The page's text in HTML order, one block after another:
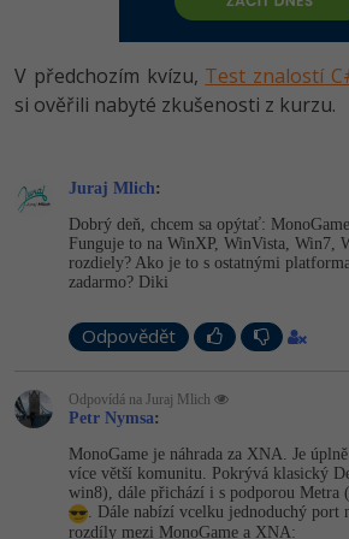
HTML5, CSS3, Bootstrap,
SQL a databáze
UML a návrhové vzory
React
Spring
Best practices
PHP
JavaScript
HTML / CSS
UML a návrhové vzory
MySQL/MariaDB
MS-SQL
SQLite
Vývojář mobilních aplikací
Specialista na AI a bigdata
Webdesigner
Tester
Grafik / UX/UI návrhář
3D grafik
Projektový manažer
Databázový analytik
-80%
JavaScript -80%
C++
Swift -80%
-80%
VB.NET
SQL
Návrh SW -80%
V předchozím kvízu, Test znalostí
si ověřili nabyté zkušenosti z kurzu.
Juraj Mlich:
Dobrý deň, chcem sa opýtať:
Funguje to na WinXP, WinVista, Win7,
rozdiely? Ako je to s ostatnými
zadarmo? Diki
Odpovědět
Odpovídá na Juraj Mlich
Petr Nymsa:
MonoGame je náhrada za XNA. Je
více větší komunitu. Pokrývá klasický
win8), dále přichází i s podporou Metra
. Dále nabízí vcelku jednoduchý
rozdíly mezi MonoGame a XNA: